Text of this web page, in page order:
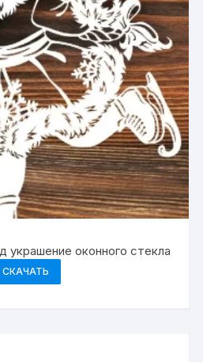
украшение оконного стекла
СКАЧАТЬ